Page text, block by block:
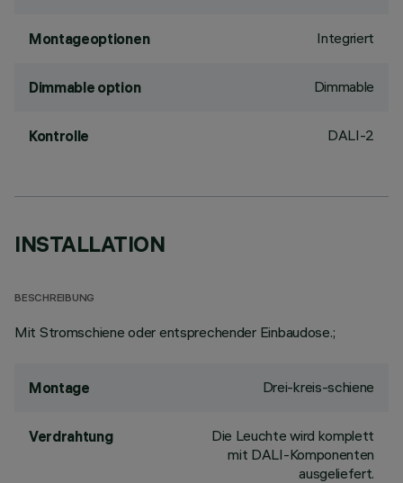
Montageoptionen Integriert
Dimmable option Dimmable
Kontrolle DALI-2
INSTALLATION
BESCHREIBUNG
Mit Stromschiene oder entsprechender Einbaudose.;
Montage Drei-kreis-schiene
Verdrahtung
Die Leuchte wird komplett
mit DALI-Komponenten
ausgeliefert.